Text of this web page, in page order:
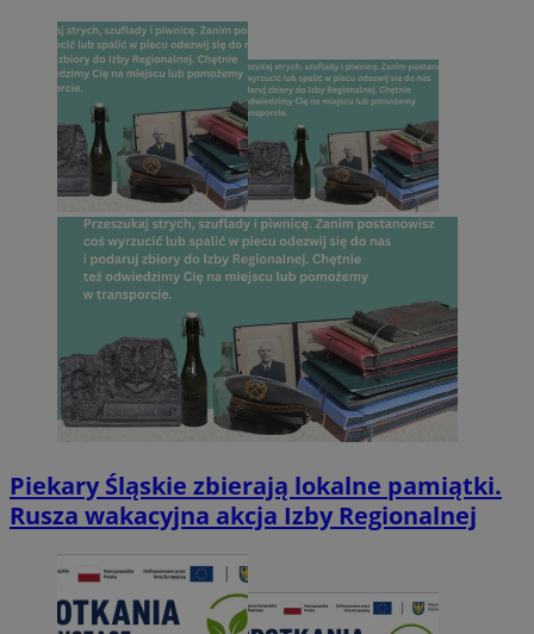
Piekary Śląskie zbierają lokalne pamiątki.
Rusza wakacyjna akcja Izby Regionalnej